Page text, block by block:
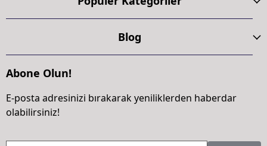
Blog
Abone Olun!
E-posta adresinizi bırakarak yeniliklerden haberdar
olabilirsiniz!